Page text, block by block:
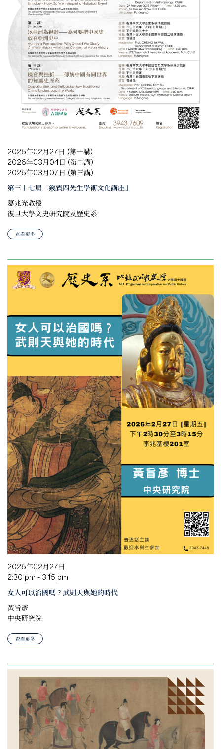
2026年02月27日 (第一講)
2026年03月04日 (第二講)
2026年03月07日 (第三講)
第三十七屆「錢賓四先生學術文化講座」
葛兆光教授
復旦大學文史研究院及歷史系
查看更多
2026年02月27日
2:30 pm - 3:15 pm
女人可以治國嗎？武則天與她的時代
黃旨彥
中央研究院
查看更多